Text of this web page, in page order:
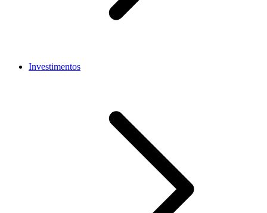
Investimentos